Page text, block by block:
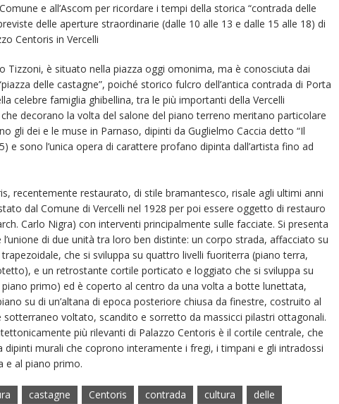
e all’Ascom per ricordare i tempi della storica “contrada delle
delle aperture straordinarie (dalle 10 alle 13 e dalle 15 alle 18) di
Centoris in Vercelli
Tizzoni, è situato nella piazza oggi omonima, ma è conosciuta dai
delle castagne”, poiché storico fulcro dell’antica contrada di Porta
celebre famiglia ghibellina, tra le più importanti della Vercelli
decorano la volta del salone del piano terreno meritano particolare
gli dei e le muse in Parnaso, dipinti da Guglielmo Caccia detto “Il
e sono l’unica opera di carattere profano dipinta dall’artista fino ad
recentemente restaurato, di stile bramantesco, risale agli ultimi anni
dal Comune di Vercelli nel 1928 per poi essere oggetto di restauro
Carlo Nigra) con interventi principalmente sulle facciate. Si presenta
l’unione di due unità tra loro ben distinte: un corpo strada, affacciato su
che si sviluppa su quattro livelli fuoriterra (piano terra,
e un retrostante cortile porticato e loggiato che si sviluppa su
primo) ed è coperto al centro da una volta a botte lunettata,
su di un’altana di epoca posteriore chiusa da finestre, costruito al
sotterraneo voltato, scandito e sorretto da massicci pilastri ottagonali.
più rilevanti di Palazzo Centoris è il cortile centrale, che
dipinti murali che coprono interamente i fregi, i timpani e gli intradossi
e al piano primo.
castagne Centoris contrada cultura
delle